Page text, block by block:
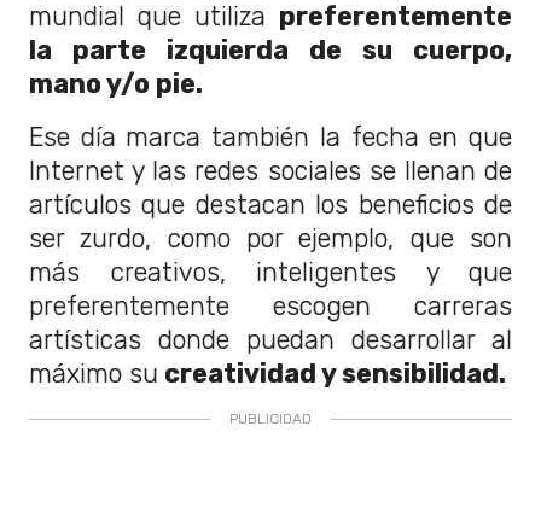
mundial que utiliza preferentemente
la parte izquierda de su cuerpo,
mano y/o pie.
Ese día marca también la fecha en que
Internet y las redes sociales se llenan de
artículos que destacan los beneficios de
ser zurdo, como por ejemplo, que son
más creativos, inteligentes y que
preferentemente escogen carreras
artísticas donde puedan desarrollar al
máximo su creatividad y sensibilidad.